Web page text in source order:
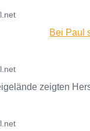
Bei Paul
zeigten